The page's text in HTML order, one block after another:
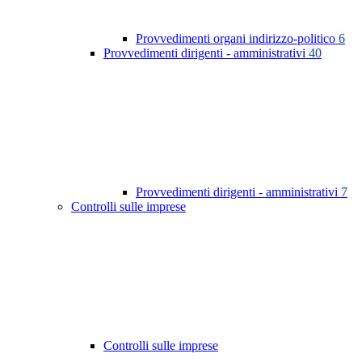
Provvedimenti organi indirizzo-politico 6
Provvedimenti dirigenti - amministrativi 40
Provvedimenti dirigenti - amministrativi 7
Controlli sulle imprese
Controlli sulle imprese